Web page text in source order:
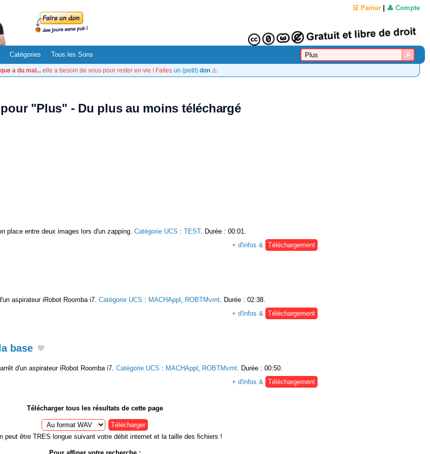
🛒 Panier 👤 Compte
Catégories Tous les Sons
a du mal... elle a besoin de vous pour rester en vie ! Faites un (petit) don ⚠️
"Plus" - Du plus au moins téléchargé
place entre deux images lors d'un zapping. Catégorie UCS : TEST. Durée : 00:01.
+ d'infos &
Téléchargement
aspirateur iRobot Roomba i7. Catégorie UCS : MACHAppl ROBTMvmt . Durée : 02:38.
+ d'infos &
Téléchargement
base
d'un aspirateur iRobot Roomba i7. Catégorie UCS : MACHAppl ROBTMvmt . Durée : 00:50.
+ d'infos &
Téléchargement
Télécharger tous les résultats de cette page
Télécharger
peut être TRES longue suivant votre débit internet et la taille des fichiers !